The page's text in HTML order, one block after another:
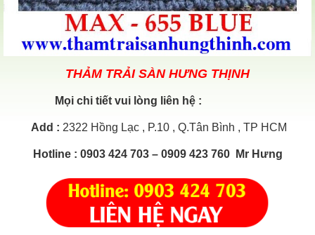
THẢM TRẢI SÀN HƯNG THỊNH
Mọi chi tiết vui lòng liên hệ :
Add : 2322 Hồng Lạc , P.10 , Q.Tân Bình , TP HCM
Hotline: 0903 424 703 – 0909 423 760 Mr Hưng